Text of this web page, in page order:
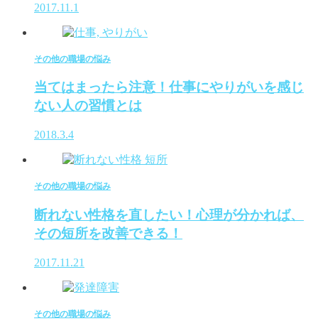
2017.11.1
その他の職場の悩み
当てはまったら注意！仕事にやりがいを感じ
ない人の習慣とは
2018.3.4
その他の職場の悩み
断れない性格を直したい！心理が分かれば、
その短所を改善できる！
2017.11.21
その他の職場の悩み